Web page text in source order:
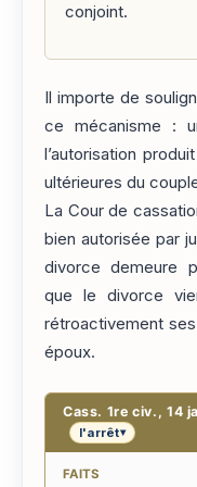
conjoint.
Il importe de
ce mécanisme :
l’autorisation
ultérieures du
La Cour de
bien autorisée par
divorce demeure
que le divorce
rétroactivement
époux.
Cass. 1re civ., 14
l'arrêt▾
FAITS